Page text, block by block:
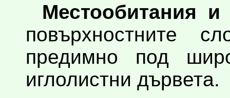
Местообитания и
повърхностните
предимно под
иглолистни дървета.